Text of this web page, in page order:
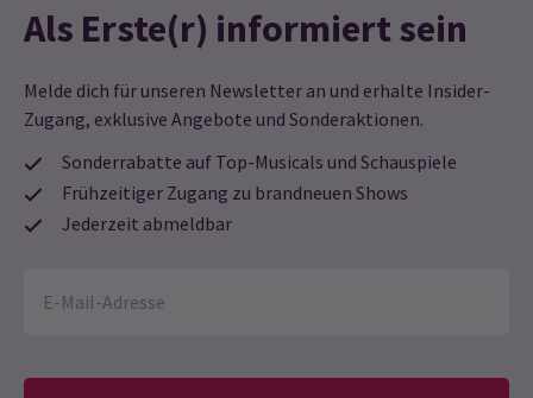
Als Erste(r) informiert sein
Melde dich für unseren Newsletter an und erhalte Insider-
Zugang, exklusive Angebote und Sonderaktionen.
Sonderrabatte auf Top-Musicals und Schauspiele
Frühzeitiger Zugang zu brandneuen Shows
Jederzeit abmeldbar